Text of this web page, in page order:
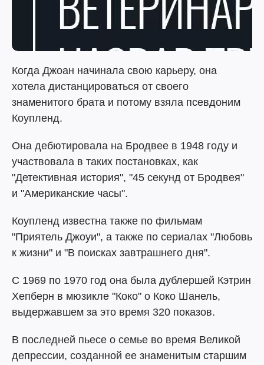
Когда Джоан начинала свою карьеру, она
хотела дистанцироваться от своего
знаменитого брата и потому взяла псевдоним
Коупленд.
Она дебютировала на Бродвее в 1948 году и
участвовала в таких постановках, как
"Детективная история", "45 секунд от Бродвея"
и "Американские часы".
Коупленд известна также по фильмам
"Приятель Джоуи", а также по сериалах "Любовь
к жизни" и "В поисках завтрашнего дня".
С 1969 по 1970 год она была дублершей Кэтрин
Хепберн в мюзикле "Коко" о Коко Шанель,
выдержавшем за это время 320 показов.
В последней пьесе о семье во время Великой
депрессии, созданной ее знаменитым старшим